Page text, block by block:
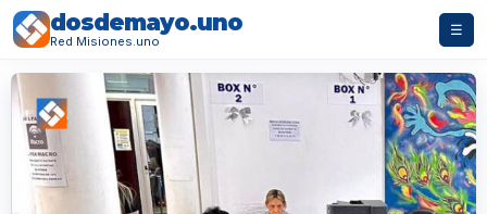
dosdemayo.uno
Red Misiones.uno
☰